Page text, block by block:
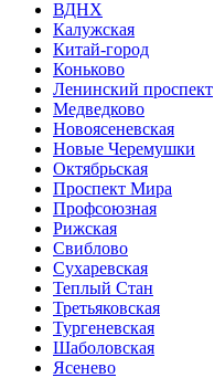
ВДНХ
Калужская
Китай-город
Коньково
Ленинский проспект
Медведково
Новоясе­невская
Новые Черемушки
Октябрьская
Проспект Мира
Профсоюзная
Рижская
Свиблово
Сухаревская
Теплый Стан
Третьяковская
Тургеневская
Шаболовская
Ясенево